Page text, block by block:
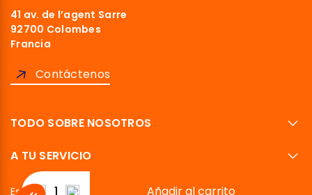
Añadir al carrito
41 av. de l’agent Sarre
92700 Colombes
Francia
Contáctenos
TODO SOBRE NOSOTROS
A TU SERVICIO
Español